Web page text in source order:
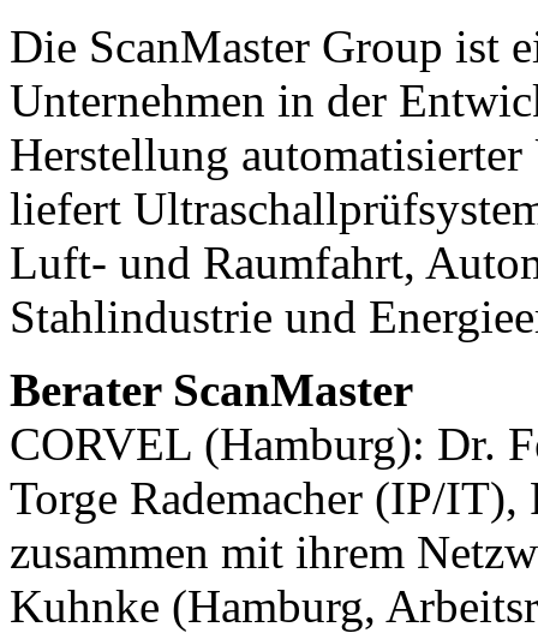
Die ScanMaster Group ist
Unternehmen in der
Herstellung
liefert
Luft- und Raumfahrt,
Stahlindustrie und
Berater ScanMaster
CORVEL (Hamburg): Dr.
Torge Rademacher (IP/
zusammen mit ihrem
Kuhnke (Hamburg,